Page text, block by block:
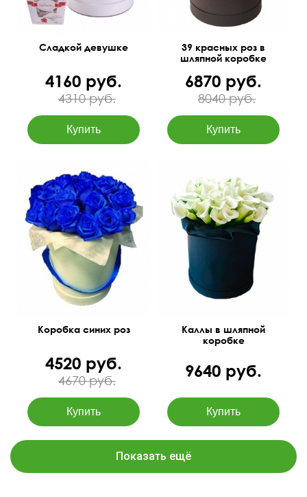
Сладкой девушке
4160 руб.
4310 руб.
39 красных роз в
шляпной коробке
6870 руб.
8040 руб.
Бутоны окрашены
35 см
30 см
Коробка синих роз
4520 руб.
4670 руб.
30 см 25 см
Каллы в шляпной
коробке
9640 руб.
Показать ещё